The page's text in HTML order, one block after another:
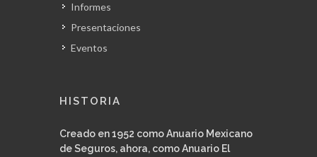
Informes
Presentaciones
Eventos
HISTORIA
Creado en 1952 como Anuario Mexicano
de Seguros, ahora, como Anuario El